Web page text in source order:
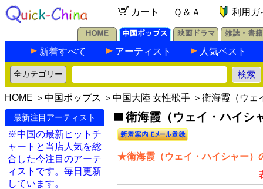
カート Ｑ＆Ａ 利用ガ
新着すべて アーティスト 人気ベスト
HOME ＞ 中国ポップス ＞ 中国大陸 女性歌手 ＞衛海霞（ウェ
最新注目アーティスト
※中国の最新ヒットチ
ャートと当店人気を総
合した今注目のアーテ
ィストです。毎日更新
しています。
衛海霞（ウェイ・ハイシ
★衛海霞（ウェイ・ハイシャー）